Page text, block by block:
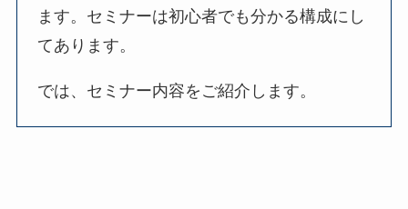
ます。セミナーは初心者でも分かる構成にし
てあります。
では、セミナー内容をご紹介します。